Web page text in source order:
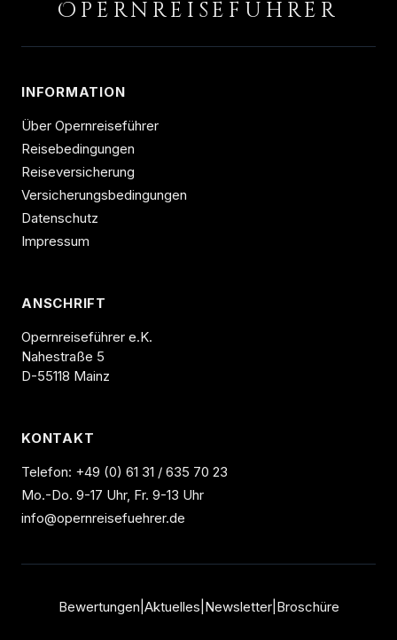
O PERNREISEFÜHRER
INFORMATION
Über Opernreiseführer
Reisebedingungen
Reiseversicherung
Versicherungsbedingungen
Datenschutz
Impressum
ANSCHRIFT
Opernreiseführer e.K.
Nahestraße 5
D-55118 Mainz
KONTAKT
Telefon: +49 (0) 61 31 / 635 70 23
Mo.-Do. 9-17 Uhr, Fr. 9-13 Uhr
info@opernreisefuehrer.de
Bewertungen Aktuelles Newsletter| Broschüre